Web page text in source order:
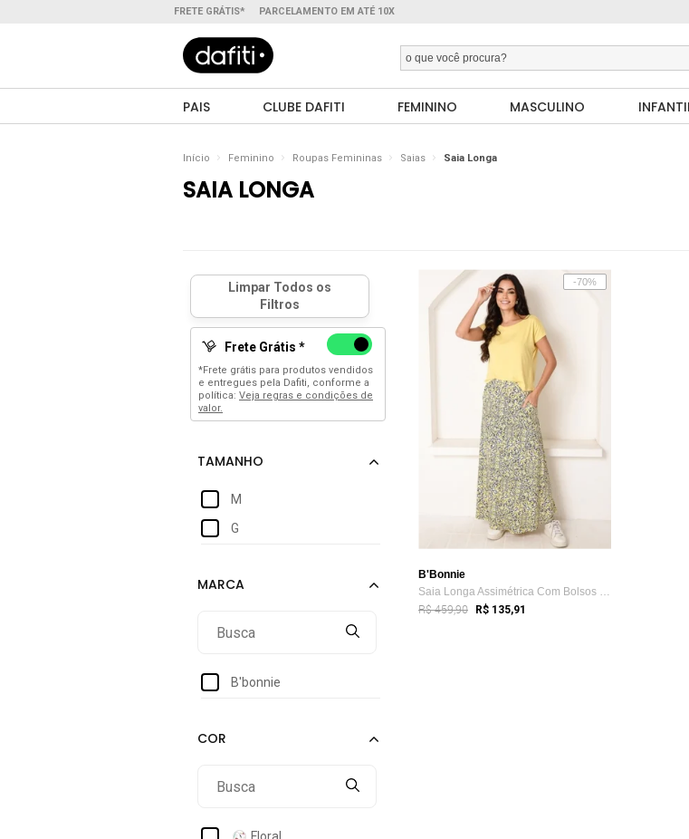
FRETE GRÁTIS* PARCELAMENTO EM ATÉ 10X
PAIS CLUBE DAFITI FEMININO MASCULINO
Início Feminino Roupas Femininas Saias Saia Longa
SAIA LONGA
Frete Grátis *
*Frete grátis para produtos vendidos
e entregues pela Dafiti, conforme a
política: Veja regras e condições de
valor.
M
G
B'bonnie
Floral
-70%
B'Bonnie
Saia Longa Assimétrica Com Bolsos B’Bonn...
R$ 459,90 R$ 135,91